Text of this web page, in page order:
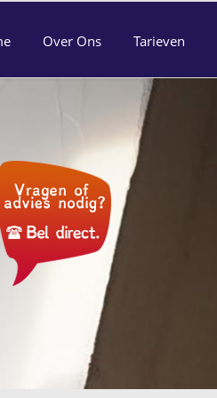
Over Ons Tarieven